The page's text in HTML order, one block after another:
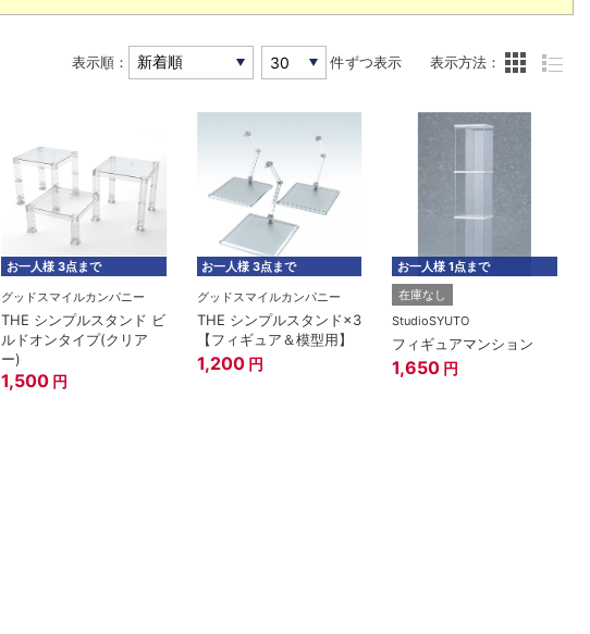
表示順： 件ずつ表示 表示方法：
お一人様 3点まで
グッドスマイルカンパニー
THE シンプルスタンド ビ
ルドオンタイプ(クリア
ー)
1,500 円
お一人様 3点まで
グッドスマイルカンパニー
THE シンプルスタンド×3
【フィギュア＆模型用】
1,200 円
お一人様 1点まで
在庫なし
StudioSYUTO
フィギュアマンション
1,650 円